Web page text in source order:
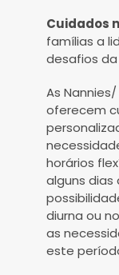
Cuidados
famílias a
desafios
As
oferecem
horários
alguns dias
diurna ou
as
este